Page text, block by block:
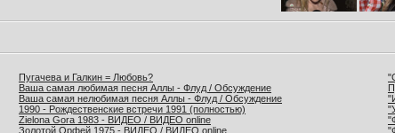
Пугачева и Галкин = Любовь?
Ваша самая любимая песня Аллы - Флуд / Обсуждение
Ваша самая нелюбимая песня Аллы - Флуд / Обсуждение
1990 - Рождественские встречи 1991 (полностью)
Zielona Gora 1983 - ВИДЕО / ВИДЕО online
Золотой Орфей 1975 - ВИДЕО / ВИДЕО online